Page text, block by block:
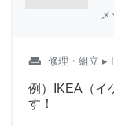
weekend 修理・組立 ▸
例）IKEA（イ
す！